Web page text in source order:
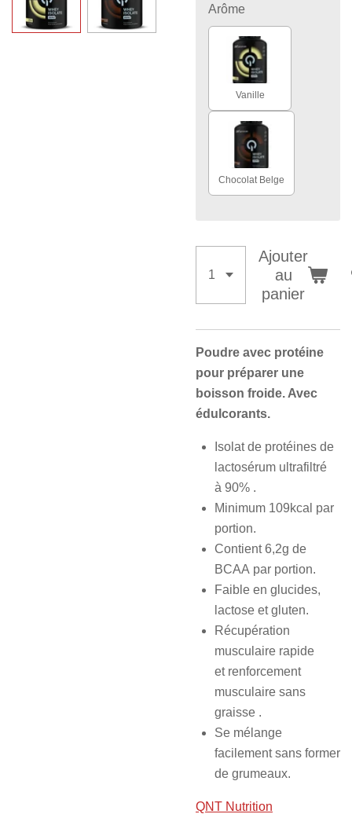
Arôme
Vanille
Chocolat Belge
Ajouter
au
panier
Poudre avec protéine
pour préparer une
boisson froide. Avec
édulcorants.
Isolat de protéines de
lactosérum ultrafiltré
à 90% .
Minimum 109kcal par
portion.
Contient 6,2g de
BCAA par portion.
Faible en glucides,
lactose et gluten.
Récupération
musculaire rapide
et renforcement
musculaire sans
graisse .
Se mélange
facilement sans former
de grumeaux.
QNT Nutrition